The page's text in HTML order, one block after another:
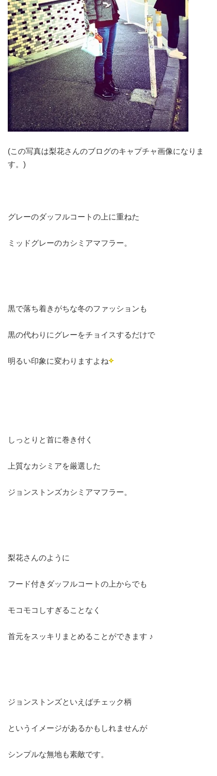
(この写真は梨花さんのブログのキャプチャ画像になりま
す。)
グレーのダッフルコートの上に重ねた
ミッドグレーのカシミアマフラー。
黒で落ち着きがちな冬のファッションも
黒の代わりにグレーをチョイスするだけで
明るい印象に変わりますよね
しっとりと首に巻き付く
上質なカシミアを厳選した
ジョンストンズカシミアマフラー。
梨花さんのように
フード付きダッフルコートの上からでも
モコモコしすぎることなく
首元をスッキリまとめることができます ♪
ジョンストンズといえばチェック柄
というイメージがあるかもしれませんが
シンプルな無地も素敵です。